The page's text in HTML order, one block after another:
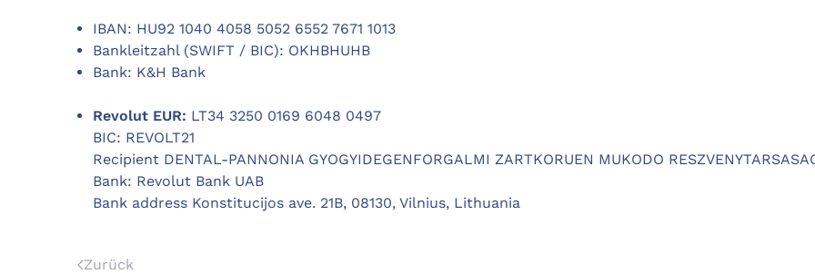
IBAN: HU92 1040 4058 5052 6552 7671 1013
Bankleitzahl (SWIFT / BIC): OKHBHUHB
Bank: K&H Bank
Revolut EUR: LT34 3250 0169 6048 0497
BIC: REVOLT21
Recipient DENTAL-PANNONIA GYOGYIDEGENFORGALMI ZARTKORUEN MUKODO
Bank: Revolut Bank UAB
Bank address Konstitucijos ave. 21B, 08130, Vilnius, Lithuania
Zurück